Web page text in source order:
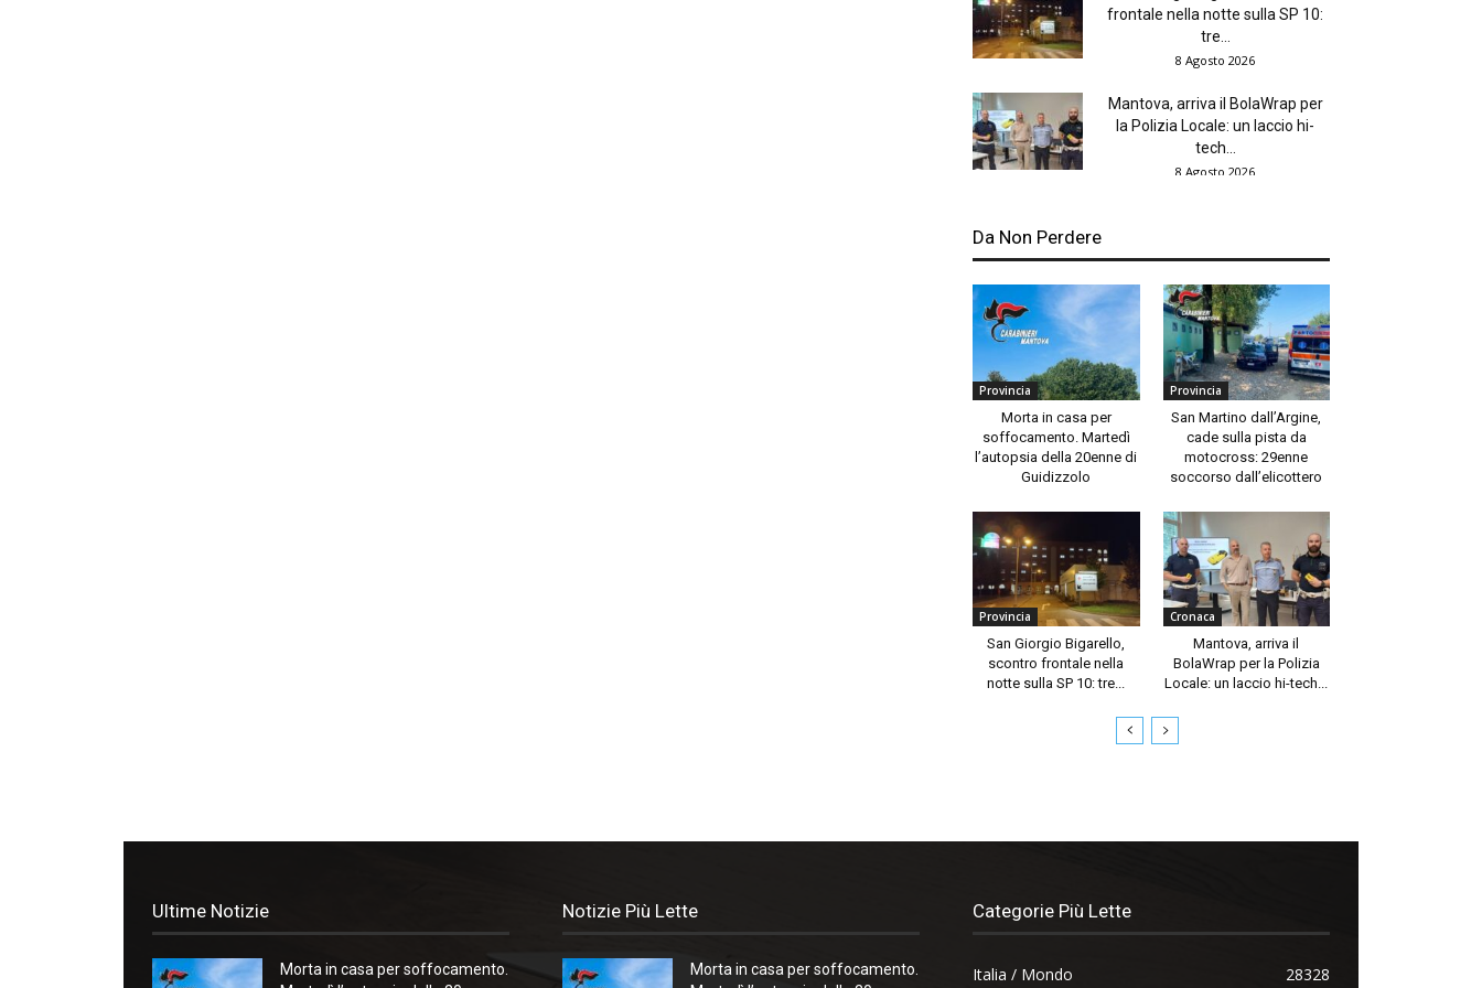
frontale nella notte sulla SP 10:
tre...
8 Agosto 2026
Mantova, arriva il BolaWrap per
la Polizia Locale: un laccio hi-
tech...
8 Agosto 2026
Da Non Perdere
Provincia
Morta in casa per
soffocamento. Martedì
l’autopsia della 20enne di
Guidizzolo
Provincia
San Martino dall’Argine,
cade sulla pista da
motocross: 29enne
soccorso dall’elicottero
Provincia
San Giorgio Bigarello,
scontro frontale nella
notte sulla SP 10: tre...
Cronaca
Mantova, arriva il
BolaWrap per la Polizia
Locale: un laccio hi-tech...
Ultime Notizie
Morta in casa per soffocamento.
Notizie Più Lette
Morta in casa per soffocamento.
Categorie Più Lette
Italia / Mondo 28328